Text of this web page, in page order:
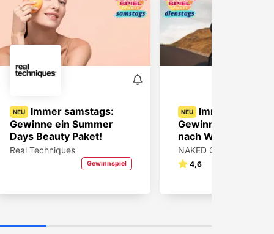
NEU
Immer samstags:
Gewinne ein Summer
Days Beauty Paket!
Real Techniques
Gewinnspiel
NEU
Immer
Gewinne 1x
nach Wahl!
NAKED Optics
4,6